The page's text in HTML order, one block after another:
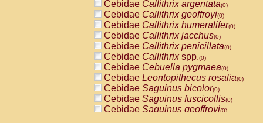
Cebidae Callithrix argentata(0)
Cebidae Callithrix geoffroyi(0)
Cebidae Callithrix humeralifer(0)
Cebidae Callithrix jacchus(0)
Cebidae Callithrix penicillata(0)
Cebidae Callithrixspp.(0)
Cebidae Cebuella pygmaea(0)
Cebidae Leontopithecus rosalia(0)
Cebidae Saguinus bicolor(0)
Cebidae Saguinus fuscicollis(0)
Cebidae Saguinus geoffroyi(0)